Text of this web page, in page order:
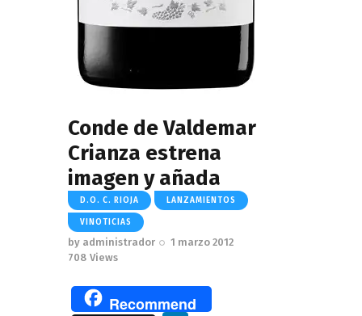
Conde de Valdemar
Crianza estrena
imagen y añada
D.O. C. RIOJA LANZAMIENTOS
VINOTICIAS
by administrador
1 marzo 2012
708 Views
Recommend